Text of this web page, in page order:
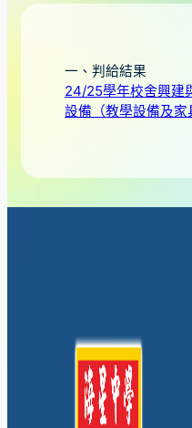
一、判給結果
24/25學年校舍興建
設備（教學設備及